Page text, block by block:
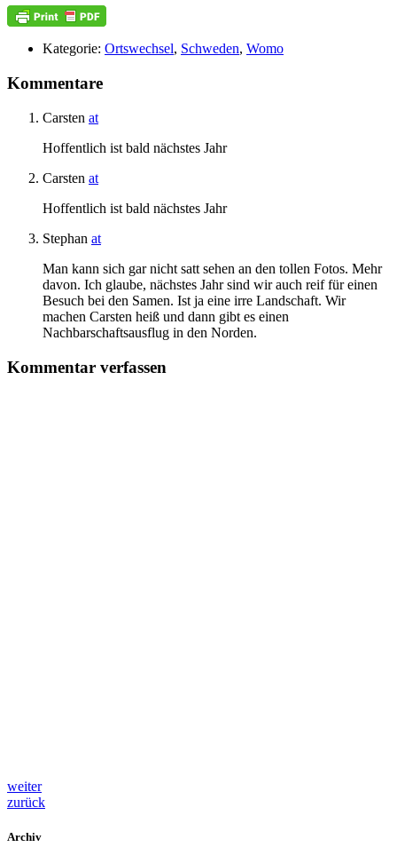
Kategorie: Ortswechsel, Schweden, Womo
Kommentare
Carsten at
Hoffentlich ist bald nächstes Jahr
Carsten at
Hoffentlich ist bald nächstes Jahr
Stephan at
Man kann sich gar nicht satt sehen an den tollen Fotos. Mehr
davon. Ich glaube, nächstes Jahr sind wir auch reif für einen
Besuch bei den Samen. Ist ja eine irre Landschaft. Wir
machen Carsten heiß und dann gibt es einen
Nachbarschaftsausflug in den Norden.
Kommentar verfassen
weiter
zurück
Archiv